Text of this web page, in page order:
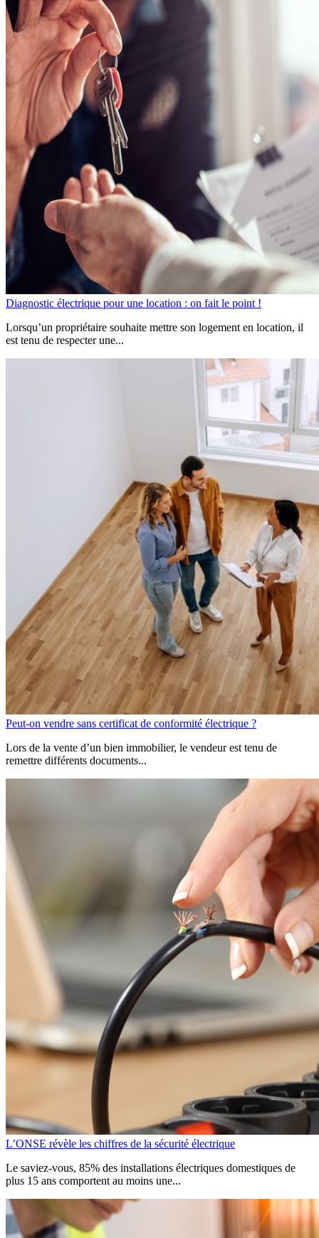
Diagnostic électrique pour une location : on fait le point !
Lorsqu’un propriétaire souhaite mettre son logement en location, il
est tenu de respecter une...
Peut-on vendre sans certificat de conformité électrique ?
Lors de la vente d’un bien immobilier, le vendeur est tenu de
remettre différents documents...
L’ONSE révèle les chiffres de la sécurité électrique
Le saviez-vous, 85% des installations électriques domestiques de
plus 15 ans comportent au moins une...